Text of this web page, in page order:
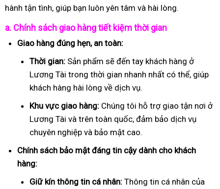
hành tận tình, giúp bạn luôn yên tâm và hài lòng.
a. Chính sách giao hàng tiết kiệm thời gian
Giao hàng đúng hẹn, an toàn:
Thời gian: Sản phẩm sẽ đến tay khách hàng ở
Lương Tài trong thời gian nhanh nhất có thể, giúp
khách hàng hài lòng về dịch vụ.
Khu vực giao hàng: Chúng tôi hỗ trợ giao tận nơi ở
Lương Tài và trên toàn quốc, đảm bảo dịch vụ
chuyên nghiệp và bảo mật cao.
Chính sách bảo mật đáng tin cậy dành cho khách
hàng:
Giữ kín thông tin cá nhân: Thông tin cá nhân của